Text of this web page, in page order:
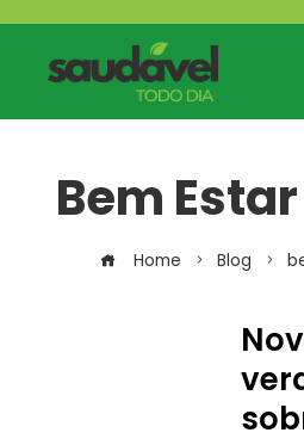
Bem
Home Blog